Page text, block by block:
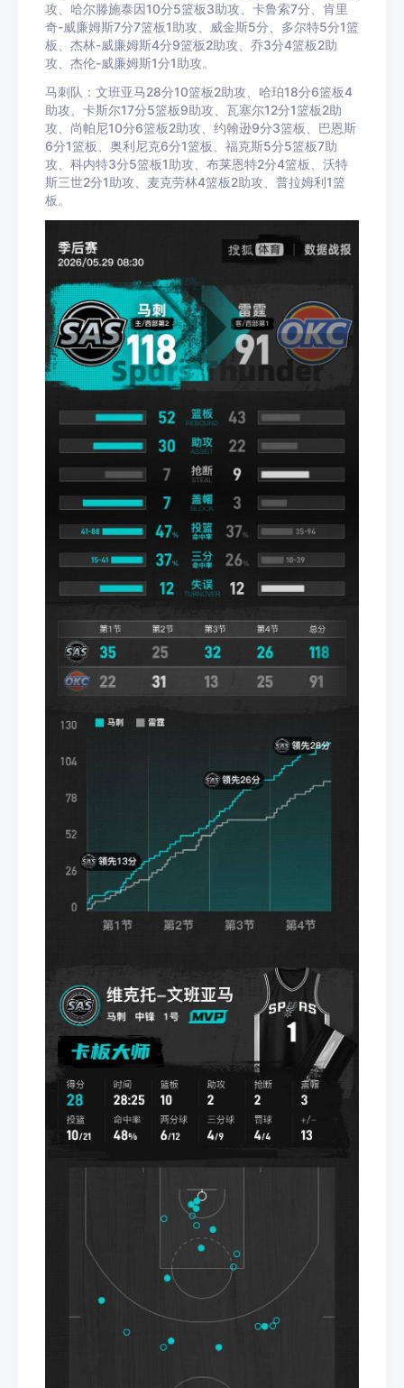
攻、哈尔滕施泰因10分5篮板3助攻、卡鲁索7分、肯里
奇-威廉姆斯7分7篮板1助攻、威金斯5分、多尔特5分1篮
板、杰林-威廉姆斯4分9篮板2助攻、乔3分4篮板2助
攻、杰伦-威廉姆斯1分1助攻。
马刺队：文班亚马28分10篮板2助攻、哈珀18分6篮板4
助攻、卡斯尔17分5篮板9助攻、瓦塞尔12分1篮板2助
攻、尚帕尼10分6篮板2助攻、约翰逊9分3篮板、巴恩斯
6分1篮板、奥利尼克6分1篮板、福克斯5分5篮板7助
攻、科内特3分5篮板1助攻、布莱恩特2分4篮板、沃特
斯三世2分1助攻、麦克劳林4篮板2助攻、普拉姆利1篮
板。